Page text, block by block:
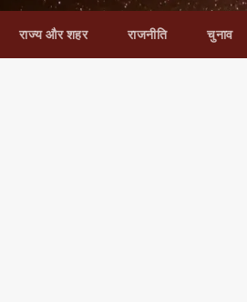
राज्य और शहर राजनीति चुनाव